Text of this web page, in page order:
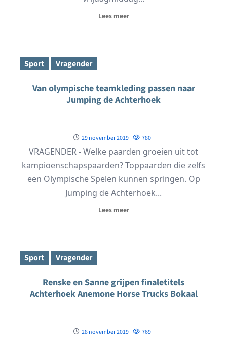
Lees meer
Sport Vragender
Van olympische teamkleding passen naar
Jumping de Achterhoek
29 november 2019 780
VRAGENDER - Welke paarden groeien uit tot
kampioenschapspaarden? Toppaarden die zelfs
een Olympische Spelen kunnen springen. Op
Jumping de Achterhoek...
Lees meer
Sport Vragender
Renske en Sanne grijpen finaletitels
Achterhoek Anemone Horse Trucks Bokaal
28 november 2019 769